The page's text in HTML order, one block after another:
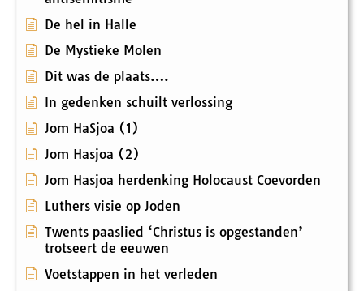
De hel in Halle
De Mystieke Molen
Dit was de plaats….
In gedenken schuilt verlossing
Jom HaSjoa (1)
Jom Hasjoa (2)
Jom Hasjoa herdenking Holocaust Coevorden
Luthers visie op Joden
Twents paaslied ‘Christus is opgestanden’
trotseert de eeuwen
Voetstappen in het verleden